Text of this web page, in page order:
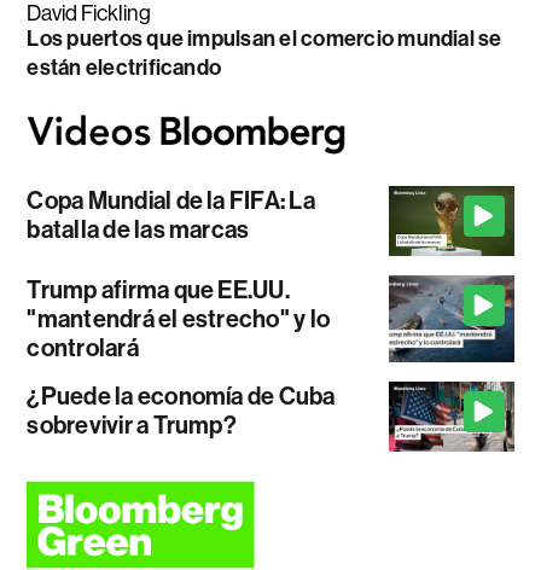
David Fickling
Los puertos que impulsan el comercio mundial se
están electrificando
Copa Mundial de la FIFA: La
batalla de las marcas
Trump afirma que EE.UU.
"mantendrá el estrecho" y lo
controlará
¿Puede la economía de Cuba
sobrevivir a Trump?